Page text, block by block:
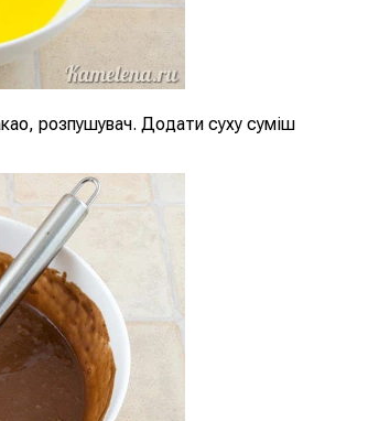
розпушувач. Додати суху суміш